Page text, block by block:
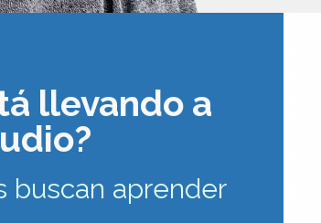
llevando a
buscan aprender